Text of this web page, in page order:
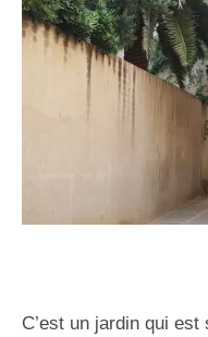
C’est un jardin qui